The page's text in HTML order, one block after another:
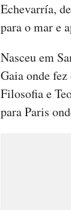
Echevarría,
para o mar e
Nasceu em
Gaia onde
Filosofia e
para Paris